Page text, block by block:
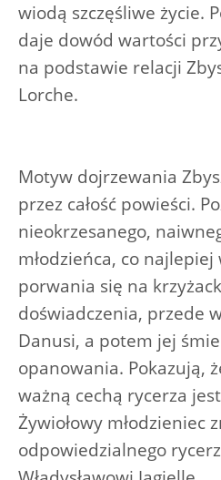
wiodą szczęśliwe życie.
daje dowód wartości
na podstawie relacji
Lorche.
Motyw dojrzewania
przez całość powieści.
nieokrzesanego,
młodzieńca, co
porwania się na
doświadczenia, przede
Danusi, a potem jej
opanowania. Pokazują,
ważną cechą rycerza
Żywiołowy młodzieniec
odpowiedzialnego